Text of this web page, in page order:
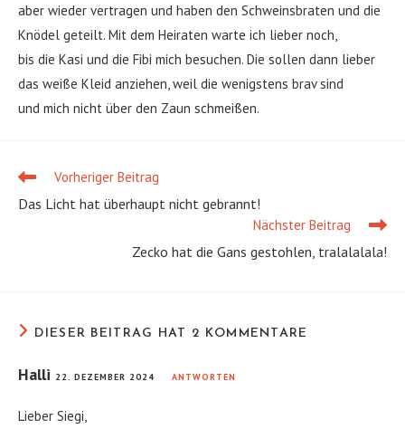
aber wieder vertragen und haben den Schweinsbraten und die
Knödel geteilt. Mit dem Heiraten warte ich lieber noch,
bis die Kasi und die Fibi mich besuchen. Die sollen dann lieber
das weiße Kleid anziehen, weil die wenigstens brav sind
und mich nicht über den Zaun schmeißen.
Weitere
ansehen
Vorheriger Beitrag
Das Licht hat überhaupt nicht gebrannt!
Nächster Beitrag
Zecko hat die Gans gestohlen, tralalalala!
DIESER BEITRAG HAT 2 KOMMENTARE
Halli 22. DEZEMBER 2024 ANTWORTEN
Lieber Siegi,